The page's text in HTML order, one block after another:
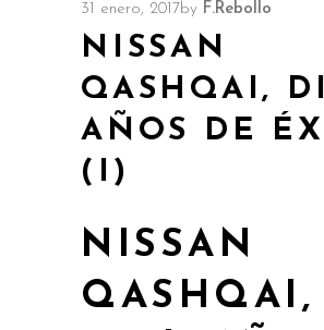
31 enero, 2017by F.Rebollo
NISSAN
QASHQAI,
AÑOS DE
(I)
NISSAN
QASHQAI,